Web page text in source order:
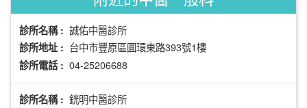
診所名稱 : 誠佑中醫診所
診所地址 : 台中市豐原區圓環東路393號1樓
診所電話 : 04-25206688
診所名稱 : 銧明中醫診所